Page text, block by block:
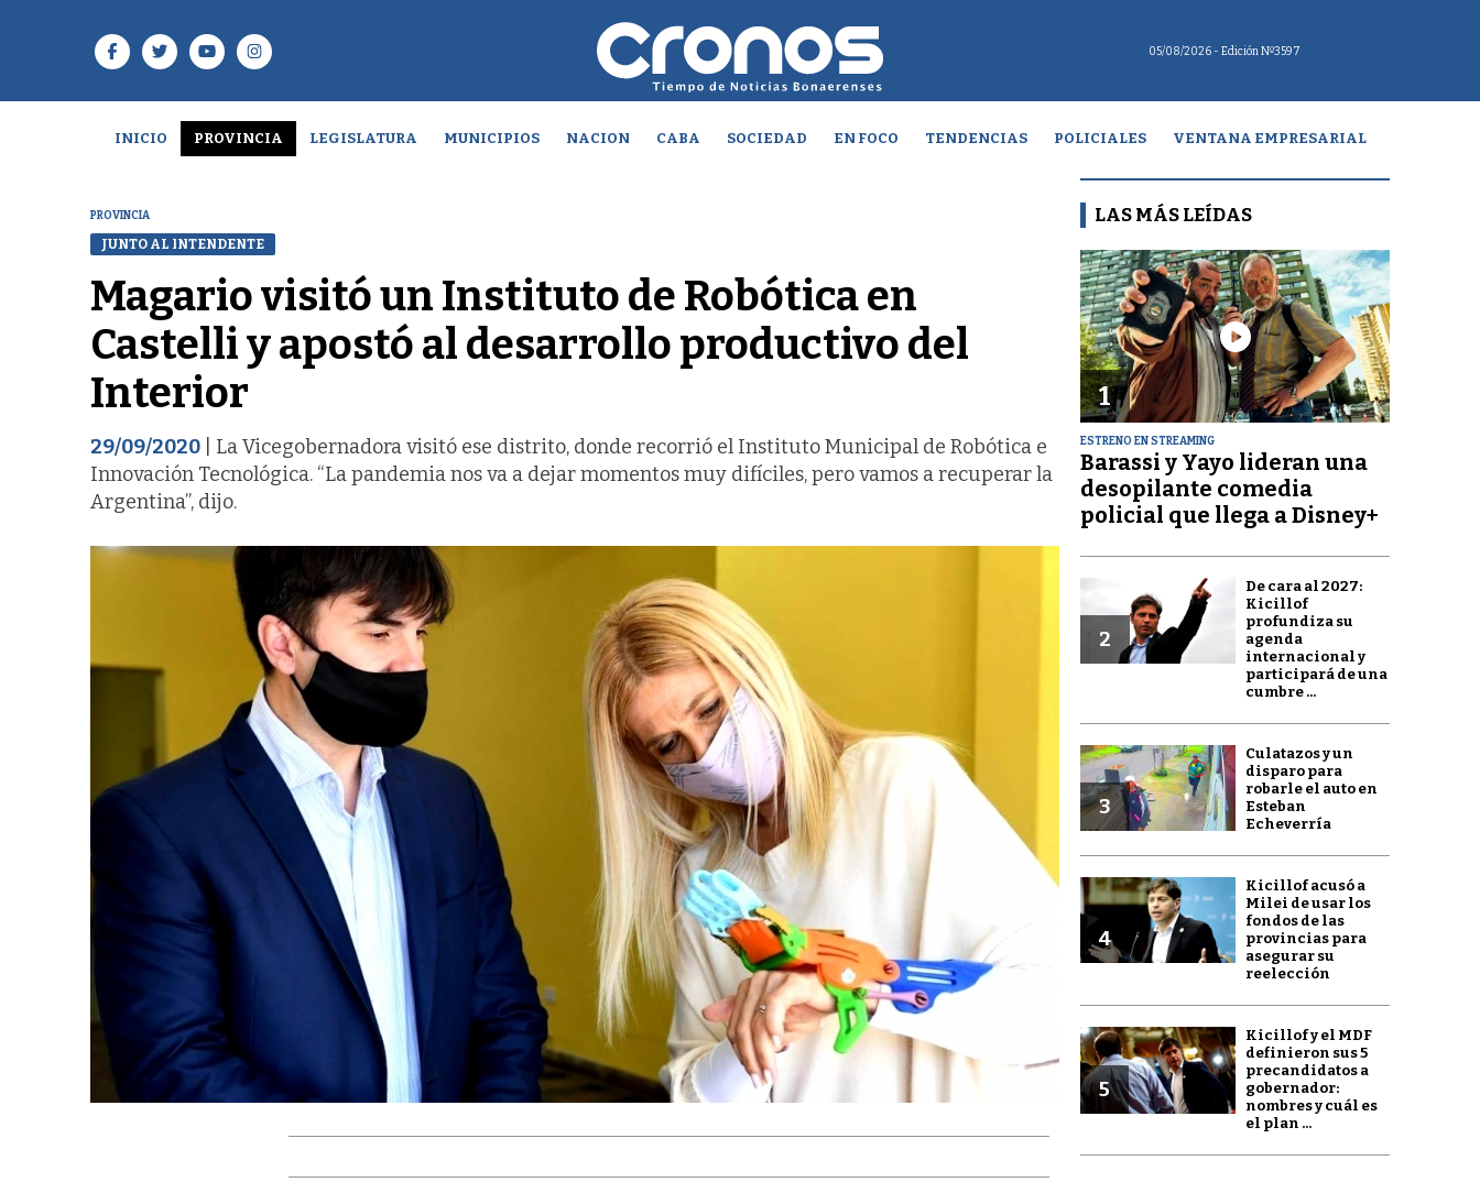
05/08/2026 - Edición Nº3597
INICIO PROVINCIA LEGISLATURA MUNICIPIOS NACION CABA SOCIEDAD EN FOCO TENDENCIAS POLICIALES VENTANA EMPRESARIAL
PROVINCIA
JUNTO AL INTENDENTE
Magario visitó un Instituto de Robótica en
Castelli y apostó al desarrollo productivo del
Interior
29/09/2020 | La Vicegobernadora visitó ese distrito, donde recorrió el Instituto Municipal de Robótica e
Innovación Tecnológica. “La pandemia nos va a dejar momentos muy difíciles, pero vamos a recuperar la
Argentina”, dijo.
LAS MÁS LEÍDAS
1
ESTRENO EN STREAMING
Barassi y Yayo lideran una
desopilante comedia
policial que llega a Disney+
2
De cara al 2027:
Kicillof
profundiza su
agenda
internacional y
participará de una
cumbre ...
3
Culatazos y un
disparo para
robarle el auto en
Esteban
Echeverría
4
Kicillof acusó a
Milei de usar los
fondos de las
provincias para
asegurar su
reelección
5
Kicillof y el MDF
definieron sus 5
precandidatos a
gobernador:
nombres y cuál es
el plan ...